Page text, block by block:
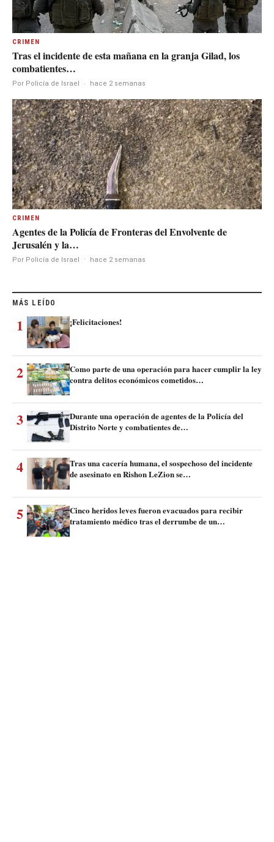
CRIMEN
Tras el incidente de esta mañana en la granja Gilad, los
combatientes…
Por Policía de Israel · hace 2 semanas
CRIMEN
Agentes de la Policía de Fronteras del Envolvente de
Jerusalén y la…
Por Policía de Israel · hace 2 semanas
MÁS LEÍDO
1 ¡Felicitaciones!
2
Como parte de una operación para hacer cumplir la ley
contra delitos económicos cometidos…
3
Durante una operación de agentes de la Policía del
Distrito Norte y combatientes de…
4
Tras una cacería humana, el sospechoso del incidente
de asesinato en Rishon LeZion se…
5
Cinco heridos leves fueron evacuados para recibir
tratamiento médico tras el derrumbe de un…